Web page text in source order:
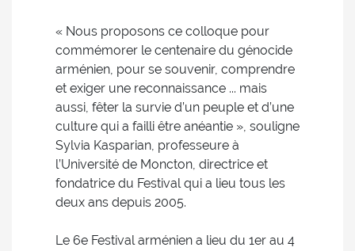
« Nous proposons ce colloque pour
commémorer le centenaire du génocide
arménien, pour se souvenir, comprendre
et exiger une reconnaissance ... mais
aussi, fêter la survie d’un peuple et d’une
culture qui a failli être anéantie », souligne
Sylvia Kasparian, professeure à
l’Université de Moncton, directrice et
fondatrice du Festival qui a lieu tous les
deux ans depuis 2005.
Le 6e Festival arménien a lieu du 1er au 4